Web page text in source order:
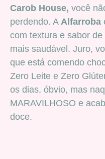
Carob House, você
perdendo. A Alfarroba
com textura e sabor
mais saudável. Juro,
que está comendo
Zero Leite e Zero
os dias, óbvio, mas
MARAVILHOSO e
doce.